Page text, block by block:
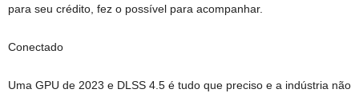
para seu crédito, fez o possível para acompanhar.
Conectado
Uma GPU de 2023 e DLSS 4.5 é tudo que preciso e a indústria não